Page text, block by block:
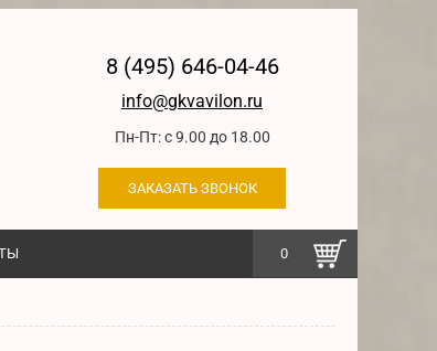
8 (495) 646-04-46
info@gkvavilon.ru
Пн-Пт: с 9.00 до 18.00
ЗАКАЗАТЬ ЗВОНОК
0